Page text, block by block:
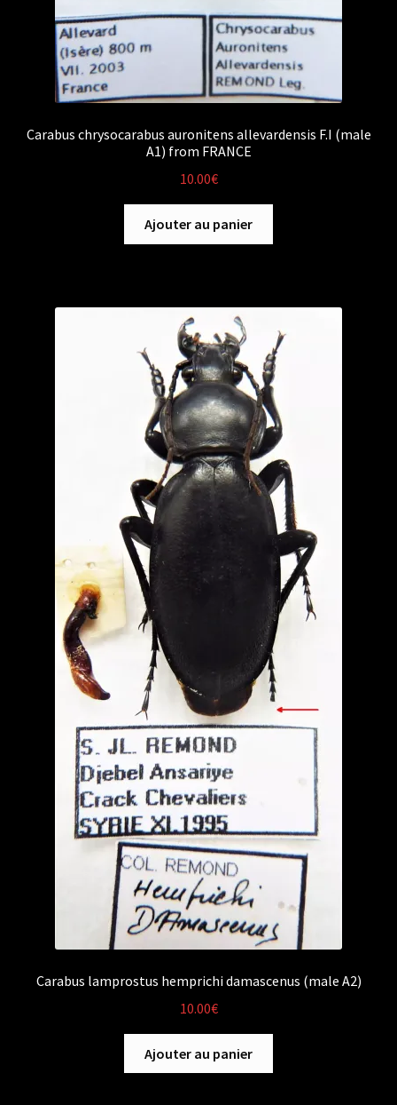
Carabus chrysocarabus auronitens allevardensis F.I (male
A1) from FRANCE
10.00€
Ajouter au panier
Carabus lamprostus hemprichi damascenus (male A2)
10.00€
Ajouter au panier